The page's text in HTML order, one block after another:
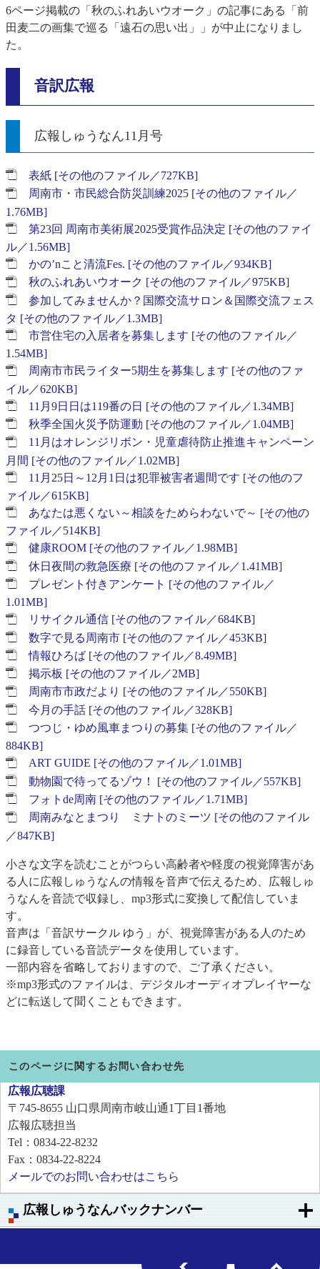
広報しゅうなんバックナンバー
​6ページ掲載の「秋のふれあいウオーク」の記事にある「前
田麦二の画集で巡る「遠石の思い出」」が中止になりまし
た。
音訳広報
広報しゅうなん11月号
表紙 [その他のファイル／727KB]
周南市・市民総合防災訓練2025 [その他のファイル／
1.76MB]
第23回 周南市美術展2025受賞作品決定 [その他のファイ
ル／1.56MB]
かの’nこと清流Fes. [その他のファイル／934KB]
秋のふれあいウオーク [その他のファイル／975KB]
参加してみませんか？国際交流サロン＆国際交流フェス
タ [その他のファイル／1.3MB]
市営住宅の入居者を募集します [その他のファイル／
1.54MB]
周南市市民ライター5期生を募集します [その他のファ
イル／620KB]
11月9日日は119番の日 [その他のファイル／1.34MB]
秋季全国火災予防運動 [その他のファイル／1.04MB]
11月はオレンジリボン・児童虐待防止推進キャンペーン
月間 [その他のファイル／1.02MB]
11月25日～12月1日は犯罪被害者週間です [その他のフ
ァイル／615KB]
あなたは悪くない～相談をためらわないで～ [その他の
ファイル／514KB]
健康ROOM [その他のファイル／1.98MB]
休日夜間の救急医療 [その他のファイル／1.41MB]
プレゼント付きアンケート [その他のファイル／
1.01MB]
リサイクル通信 [その他のファイル／684KB]
数字で見る周南市 [その他のファイル／453KB]
情報ひろば [その他のファイル／8.49MB]
掲示板 [その他のファイル／2MB]
周南市市政だより [その他のファイル／550KB]
今月の手話 [その他のファイル／328KB]
つつじ・ゆめ風車まつりの募集 [その他のファイル／
884KB]
ART GUIDE [その他のファイル／1.01MB]
動物園で待ってるゾウ！ [その他のファイル／557KB]
フォトde周南 [その他のファイル／1.71MB]
周南みなとまつり ミナトのミーツ [その他のファイル
／847KB]
​小さな文字を読むことがつらい高齢者や軽度の視覚障害があ
る人に広報しゅうなんの情報を音声で伝えるため、広報しゅ
うなんを音読で収録し、mp3形式に変換して配信していま
す。
音声は「音訳サークル ゆう」が、視覚障害がある人のため
に録音している音読データを使用しています。
​一部内容を省略しておりますので、ご了承ください。
※mp3形式のファイルは、デジタルオーディオプレイヤーな
どに転送して聞くこともできます。
このページに関するお問い合わせ先
広報広聴課
〒745-8655 山口県周南市岐山通1丁目1番地
広報広聴担当
Tel：0834-22-8232
Fax：0834-22-8224
メールでのお問い合わせはこちら